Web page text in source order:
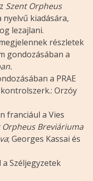
Szent Orpheus
kiadására,
lezajlani.
részletek
gondozásában a
a PRAE
Orzóy
franciául a Vies
Orpheus Breviáriuma
; Georges Kassai és
Széljegyzetek